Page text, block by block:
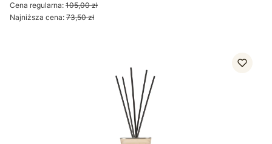
Cena regularna: 105,00 zł
Najniższa cena: 73,50 zł